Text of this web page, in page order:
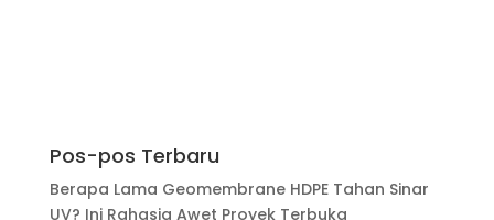
Pos-pos Terbaru
Berapa Lama Geomembrane HDPE Tahan Sinar
UV? Ini Rahasia Awet Proyek Terbuka